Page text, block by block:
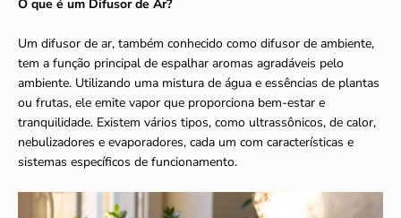
O que é um Difusor de Ar?
Um difusor de ar, também conhecido como difusor de ambiente,
tem a função principal de espalhar aromas agradáveis pelo
ambiente. Utilizando uma mistura de água e essências de plantas
ou frutas, ele emite vapor que proporciona bem-estar e
tranquilidade. Existem vários tipos, como ultrassônicos, de calor,
nebulizadores e evaporadores, cada um com características e
sistemas específicos de funcionamento.